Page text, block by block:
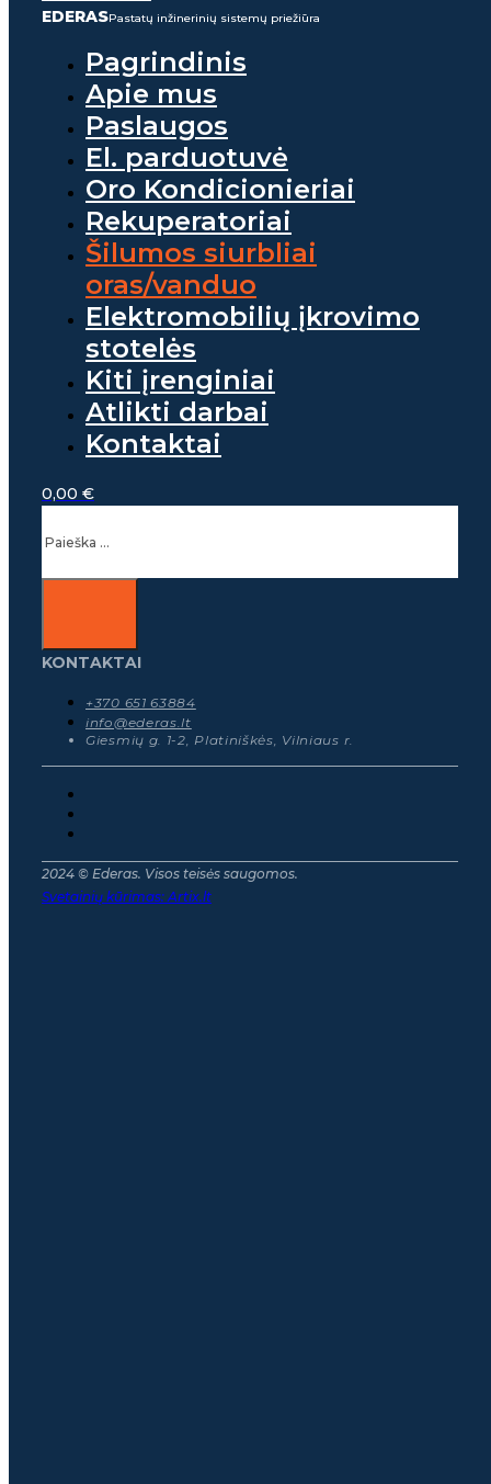
EDERASPastatų inžinerinių sistemų priežiūra
Pagrindinis
Apie mus
Paslaugos
El. parduotuvė
Oro Kondicionieriai
Rekuperatoriai
Šilumos siurbliai
oras/vanduo
Elektromobilių įkrovimo
stotelės
Kiti įrenginiai
Atlikti darbai
Kontaktai
0,00 €
KONTAKTAI
+370 651 63884
info@ederas.lt
Giesmių g. 1-2, Platiniškės, Vilniaus r.
2024 © Ederas. Visos teisės saugomos.
Svetainių kūrimas:Artix.lt